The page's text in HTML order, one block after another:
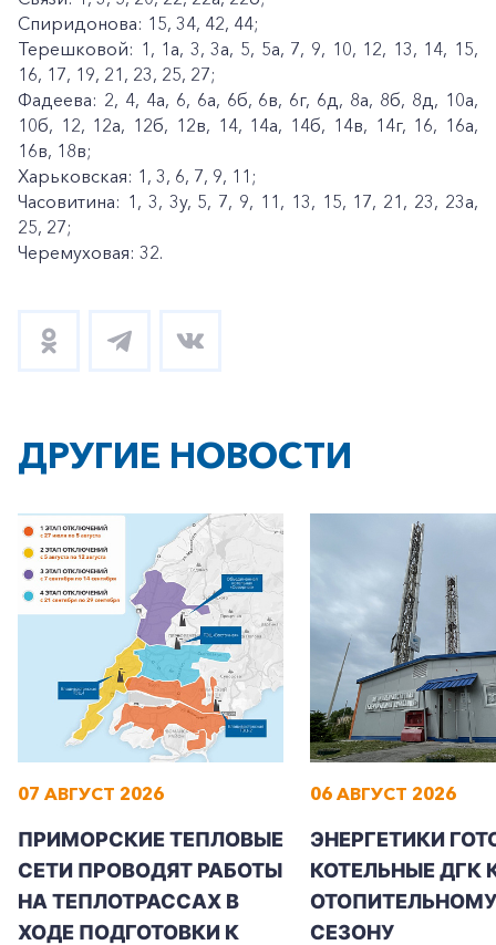
Спиридонова: 15, 34, 42, 44;
Терешковой: 1, 1а, 3, 3а, 5, 5а, 7, 9, 10, 12, 13, 14, 15,
16, 17, 19, 21, 23, 25, 27;
Фадеева: 2, 4, 4а, 6, 6а, 6б, 6в, 6г, 6д, 8а, 8б, 8д, 10а,
10б, 12, 12а, 12б, 12в, 14, 14а, 14б, 14в, 14г, 16, 16а,
16в, 18в;
Харьковская: 1, 3, 6, 7, 9, 11;
Часовитина: 1, 3, 3у, 5, 7, 9, 11, 13, 15, 17, 21, 23, 23а,
25, 27;
Черемуховая: 32.
ДРУГИЕ НОВОСТИ
07 АВГУСТ 2026
ПРИМОРСКИЕ ТЕПЛОВЫЕ
СЕТИ ПРОВОДЯТ РАБОТЫ
НА ТЕПЛОТРАССАХ В
ХОДЕ ПОДГОТОВКИ К
06 АВГУСТ 2026
ЭНЕРГЕТИКИ
КОТЕЛЬНЫЕ ДГК
ОТОПИТЕЛЬНОМУ
СЕЗОНУ